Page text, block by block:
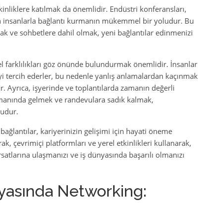
katılmak da önemlidir. Endüstri konferansları,
bağlantı kurmanın mükemmel bir yoludur. Bu
ve sohbetlere dahil olmak, yeni bağlantılar edinmenizi
göz önünde bulundurmak önemlidir. İnsanlar
tercih ederler, bu nedenle yanlış anlamalardan kaçınmak
işyerinde ve toplantılarda zamanın değerli
gelmek ve randevulara sadık kalmak,
kariyerinizin gelişimi için hayati öneme
çevrimiçi platformları ve yerel etkinlikleri kullanarak,
ulaşmanızı ve iş dünyasında başarılı olmanızı
Networking: